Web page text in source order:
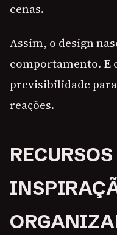
cenas.
Assim, o design
comportamento. E
previsibilidade
reações.